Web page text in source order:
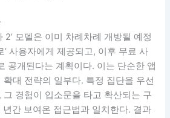
2’ 모델은 이미 차례차례 개방될 예정
’ 사용자에게 제공되고, 이후 무료 사
공개된다는 계획이다. 이는 단순한 앱
대 전략의 일부다. 특정 집단을 우선
경험이 입소문을 타고 확산되는 구
간 보여온 접근법과 일치한다. 결과